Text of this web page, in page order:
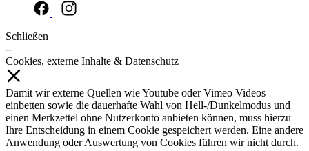
Schließen
--
Cookies, externe Inhalte & Datenschutz
Damit wir externe Quellen wie Youtube oder Vimeo Videos
einbetten sowie die dauerhafte Wahl von Hell-/Dunkelmodus und
einen Merkzettel ohne Nutzerkonto anbieten können, muss hierzu
Ihre Entscheidung in einem Cookie gespeichert werden. Eine andere
Anwendung oder Auswertung von Cookies führen wir nicht durch.